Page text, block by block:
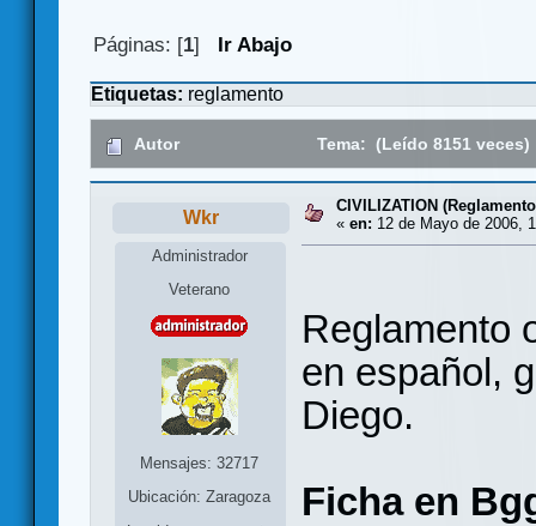
Páginas: [1] Ir Abajo
Etiquetas: reglamento
Autor Tema: (Leído 8151 veces)
Wkr
Administrador
Veterano
Mensajes: 32717
Ubicación: Zaragoza
CIVILIZATION
« en: 12 de Mayo de 2006,
Reglamento
en español,
Diego.
Ficha en